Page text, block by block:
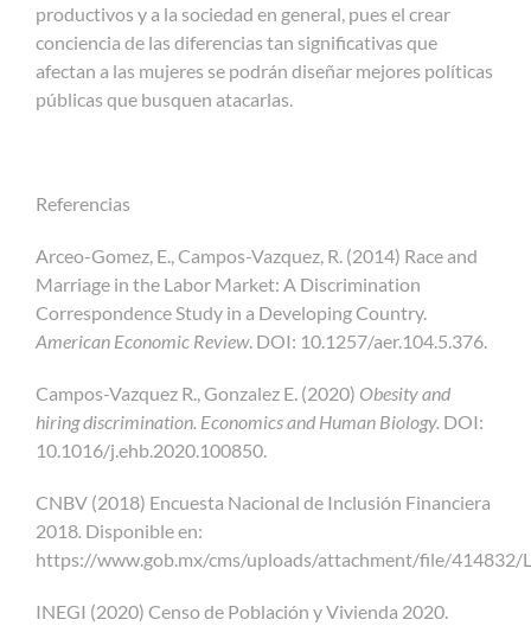
productivos y a la sociedad en general, pues el crear
conciencia de las diferencias tan significativas que
afectan a las mujeres se podrán diseñar mejores políticas
públicas que busquen atacarlas.
Referencias
Arceo-Gomez, E., Campos-Vazquez, R. (2014) Race and
Marriage in the Labor Market: A Discrimination
Correspondence Study in a Developing Country.
American Economic Review. DOI: 10.1257/aer.104.5.376.
Campos-Vazquez R., Gonzalez E. (2020) Obesity and
hiring discrimination. Economics and Human Biology. DOI:
10.1016/j.ehb.2020.100850.
CNBV (2018) Encuesta Nacional de Inclusión Financiera
2018. Disponible en:
https://www.gob.mx/cms/uploads/attachment/file/414832/
INEGI (2020) Censo de Población y Vivienda 2020.